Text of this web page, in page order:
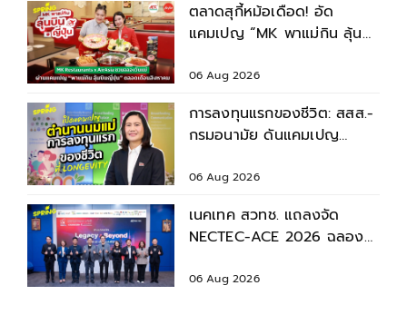
ตลาดสุกี้หม้อเดือด! อัด
แคมเปญ “MK พาแม่กิน ลุ้น
2569
06 Aug 2026
การลงทุนแรกของชีวิต: สสส.-
กรมอนามัย ดันแคมเปญ
เติบโตอย่างยั่งยืน
06 Aug 2026
เนคเทค สวทช. แถลงจัด
NECTEC-ACE 2026 ฉลอง
Beyond'
06 Aug 2026